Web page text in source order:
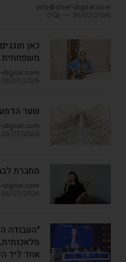
info@chief-digital.com
כאן
משפחתית
digital.com
שער
digital.com
מחברת
digital.com
"העבודה
אחד ליד